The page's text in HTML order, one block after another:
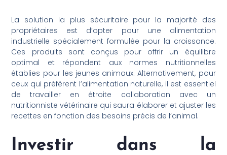
La solution la plus sécuritaire pour la majorité des
propriétaires est d’opter pour une alimentation
industrielle spécialement formulée pour la croissance.
Ces produits sont conçus pour offrir un équilibre
optimal et répondent aux normes nutritionnelles
établies pour les jeunes animaux. Alternativement, pour
ceux qui préfèrent l’alimentation naturelle, il est essentiel
de travailler en étroite collaboration avec un
nutritionniste vétérinaire qui saura élaborer et ajuster les
recettes en fonction des besoins précis de l’animal.
Investir dans la